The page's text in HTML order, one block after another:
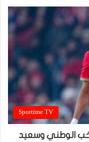
Sportime TV
الوطني وسعيد